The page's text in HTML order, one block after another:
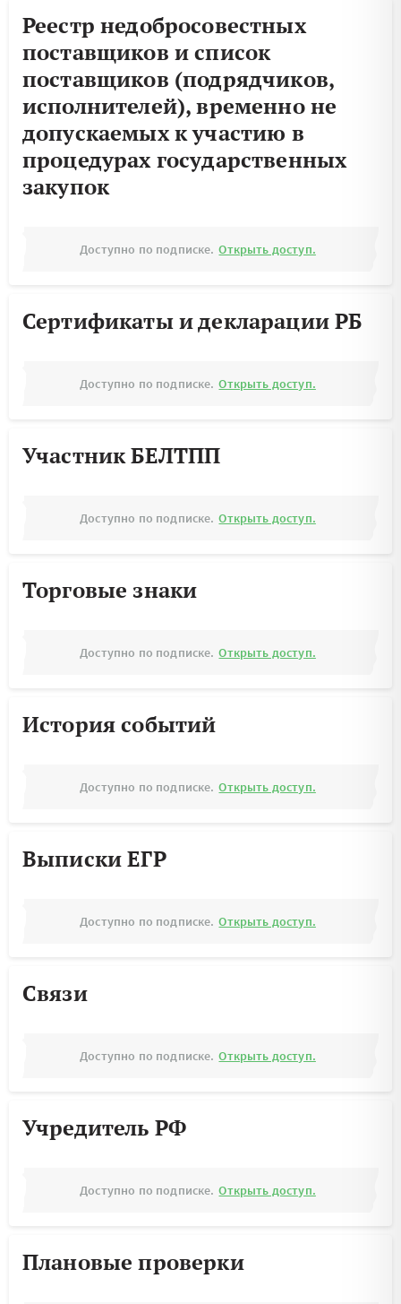
Реестр недобросовестных
поставщиков и список
поставщиков (подрядчиков,
исполнителей), временно не
допускаемых к участию в
процедурах государственных
закупок
Доступно по подписке. Открыть доступ.
Сертификаты и декларации РБ
Доступно по подписке. Открыть доступ.
Участник БЕЛТПП
Доступно по подписке. Открыть доступ.
Торговые знаки
Доступно по подписке. Открыть доступ.
История событий
Доступно по подписке. Открыть доступ.
Выписки ЕГР
Доступно по подписке. Открыть доступ.
Связи
Доступно по подписке. Открыть доступ.
Учредитель РФ
Доступно по подписке. Открыть доступ.
Плановые проверки